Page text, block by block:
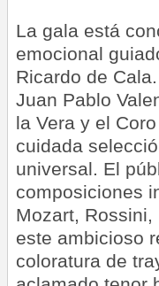
La gala está
emocional
Ricardo de
Juan Pablo
la Vera y el
cuidada
universal. El
composiciones
Mozart,
este ambicioso
coloratura de